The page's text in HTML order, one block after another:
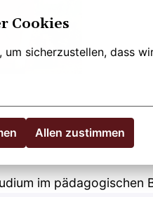
Cookies
sicherzustellen, dass
Allen zustimmen
im pädagogischen